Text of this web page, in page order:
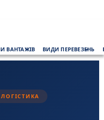
Menu
ВАНТАЖІВ ВИДИ ПЕРЕВЕЗЕНЬ